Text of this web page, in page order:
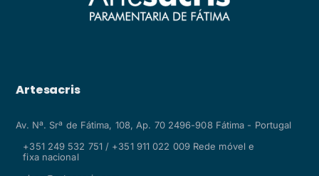
Artesacris
Av. Nª. Srª de Fátima, 108, Ap. 70 2496-908 Fátima - Portugal
+351 249 532 751 / +351 911 022 009 Rede móvel e
fixa nacional